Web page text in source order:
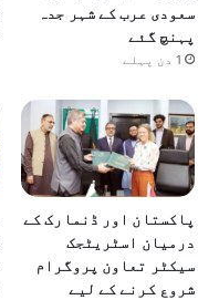
سعودی عرب کے شہر جدہ
پہنچ گئے
1 دن پہلے
پاکستان اور ڈنمارک کے
درمیان اسٹریٹجک
سیکٹر تعاون پروگرام
شروع کرنے کے لیے